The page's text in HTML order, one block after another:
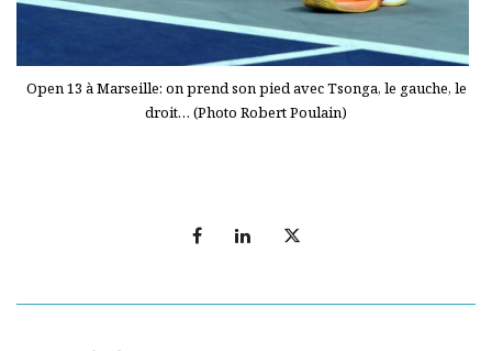
Open 13 à Marseille: on prend son pied avec Tsonga, le gauche, le
droit… (Photo Robert Poulain)